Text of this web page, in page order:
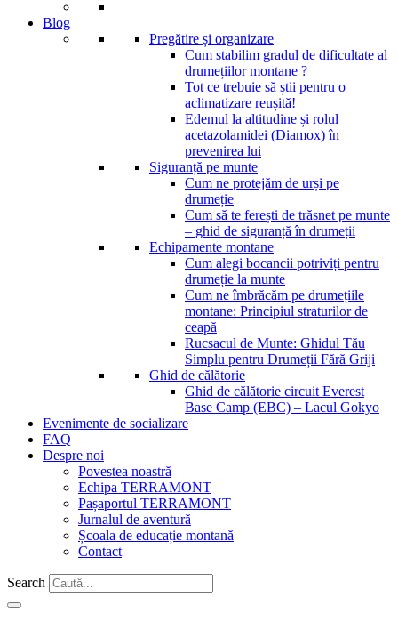
Blog
Pregătire și organizare
Cum stabilim gradul de dificultate al
drumețiilor montane ?
Tot ce trebuie să știi pentru o
aclimatizare reușită!
Edemul la altitudine și rolul
acetazolamidei (Diamox) în
prevenirea lui
Siguranță pe munte
Cum ne protejăm de urși pe
drumeție
Cum să te ferești de trăsnet pe munte
– ghid de siguranță în drumeții
Echipamente montane
Cum alegi bocancii potriviți pentru
drumeție la munte
Cum ne îmbrăcăm pe drumețiile
montane: Principiul straturilor de
ceapă
Rucsacul de Munte: Ghidul Tău
Simplu pentru Drumeții Fără Griji
Ghid de călătorie
Ghid de călătorie circuit Everest
Base Camp (EBC) – Lacul Gokyo
Evenimente de socializare
FAQ
Despre noi
Povestea noastră
Echipa TERRAMONT
Pașaportul TERRAMONT
Jurnalul de aventură
Școala de educație montană
Contact
Search